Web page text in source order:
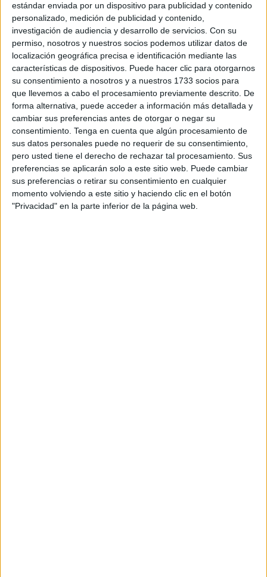
estándar enviada por un dispositivo para publicidad y contenido
personalizado, medición de publicidad y contenido,
investigación de audiencia y desarrollo de servicios. Con su
permiso, nosotros y nuestros socios podemos utilizar datos de
localización geográfica precisa e identificación mediante las
características de dispositivos. Puede hacer clic para otorgarnos
su consentimiento a nosotros y a nuestros 1733 socios para
que llevemos a cabo el procesamiento previamente descrito. De
forma alternativa, puede acceder a información más detallada y
cambiar sus preferencias antes de otorgar o negar su
consentimiento. Tenga en cuenta que algún procesamiento de
sus datos personales puede no requerir de su consentimiento,
pero usted tiene el derecho de rechazar tal procesamiento. Sus
preferencias se aplicarán solo a este sitio web. Puede cambiar
sus preferencias o retirar su consentimiento en cualquier
momento volviendo a este sitio y haciendo clic en el botón
"Privacidad" en la parte inferior de la página web.
Perrot.
Decenas de personas iban llegando hasta las puertas del
auditorio alrededor de las 19:30 horas para ir
acomodándose en sus asientos y disfrutar de un
espectáculo que muchos consideran una obra maestra.
Los artistas aparecieron sobre el escenario pocos minutos
después de la hora prevista, arrancando así la emoción del
público, que marcó el inicio de esta obra.